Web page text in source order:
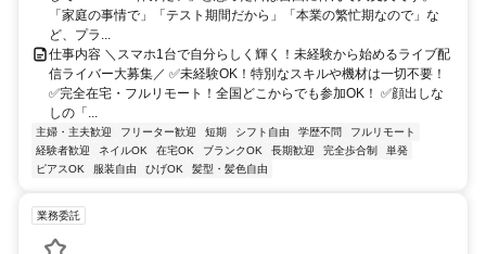
「家庭の事情で」「テスト期間だから」「本業の繁忙期なので」な
ど、プラ...
仕事内容 ＼スマホ1台で自分らしく輝く！未経験から始めるライブ配
信ライバー大募集／ ✅未経験OK！特別なスキルや機材は一切不要！
✅完全在宅・フルリモート！全国どこからでも参加OK！ ✅顔出しな
しの「...
主婦・主夫歓迎 フリーター歓迎 短期 シフト自由 学歴不問
フルリモート
経験者歓迎
ネイルOK 在宅OK ブランクOK 長期歓迎 完全歩合制
単発
ピアスOK
服装自由 ひげOK 髪型・髪色自由
業務委託